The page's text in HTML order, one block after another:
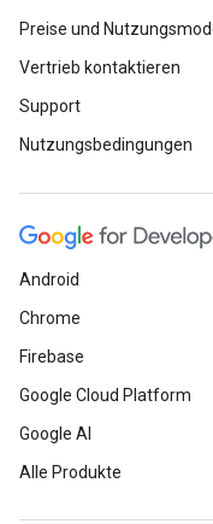
Preise und
Vertrieb kontaktieren
Support
Nutzungsbedingungen
Android
Chrome
Firebase
Google Cloud Platform
Google AI
Alle Produkte